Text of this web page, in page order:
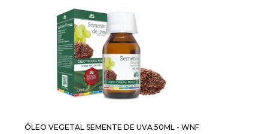
ÓLEO VEGETAL SEMENTE DE UVA 50ML - WNF